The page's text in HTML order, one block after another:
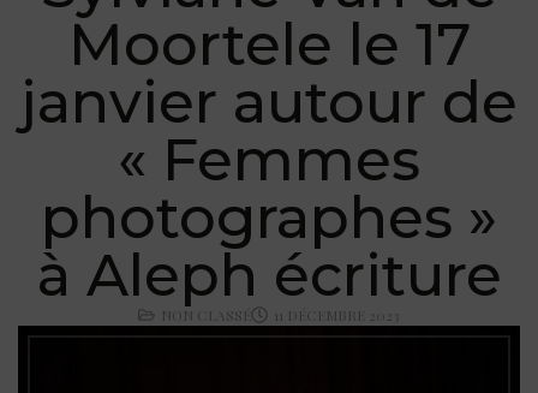
Moortele le 17
janvier autour de
« Femmes
photographes »
à Aleph écriture
NON CLASSÉ 11 DÉCEMBRE 2023